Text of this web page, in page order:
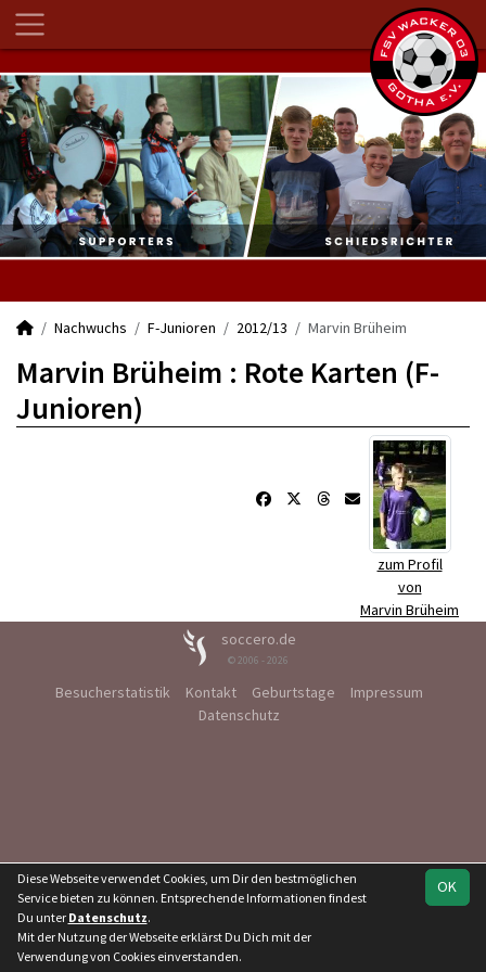
Nachwuchs F-Junioren 2012/13 Marvin Brüheim
Marvin Brüheim : Rote Karten (F-
Junioren)
zum Profil
von
Marvin Brüheim
soccero.de
© 2006 - 2026
Besucherstatistik Kontakt Geburtstage
Impressum
Datenschutz
OK
Diese Webseite verwendet Cookies, um Dir den bestmöglichen
Service bieten zu können. Entsprechende Informationen findest
Du unter Datenschutz.
Mit der Nutzung der Webseite erklärst Du Dich mit der
Verwendung von Cookies einverstanden.